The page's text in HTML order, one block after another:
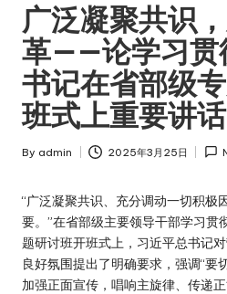
广泛凝聚共识
革——论学习贯
书记在省部级
班式上重要讲话
Posted
By admin 2025年3月25日
“广泛凝聚共识、充分调动一切积极
要。”在省部级主要领导干部学习贯
题研讨班开班式上，习近平总书记
良好氛围提出了明确要求，强调“要
加强正面宣传，唱响主旋律、传递